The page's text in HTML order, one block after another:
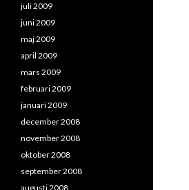
juli 2009
juni 2009
maj 2009
april 2009
mars 2009
februari 2009
januari 2009
december 2008
november 2008
oktober 2008
september 2008
augusti 2008